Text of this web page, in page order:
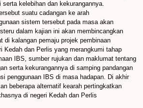
serta kelebihan dan kekurangannya.
suatu cadangan ke arah
sistem tersebut pada masa akan
dalam kajian ini akan membincangkan
di kalangan pemaju projek pembinaan
Kedah dan Perlis yang merangkumi tahap
IBS, sumber rujukan dan maklumat tentang
serta kekurangannya di samping pandangan
penggunaan IBS di masa hadapan. Di akhir
beberapa alternatif kearah pertingkatkan
di negeri Kedah dan Perlis